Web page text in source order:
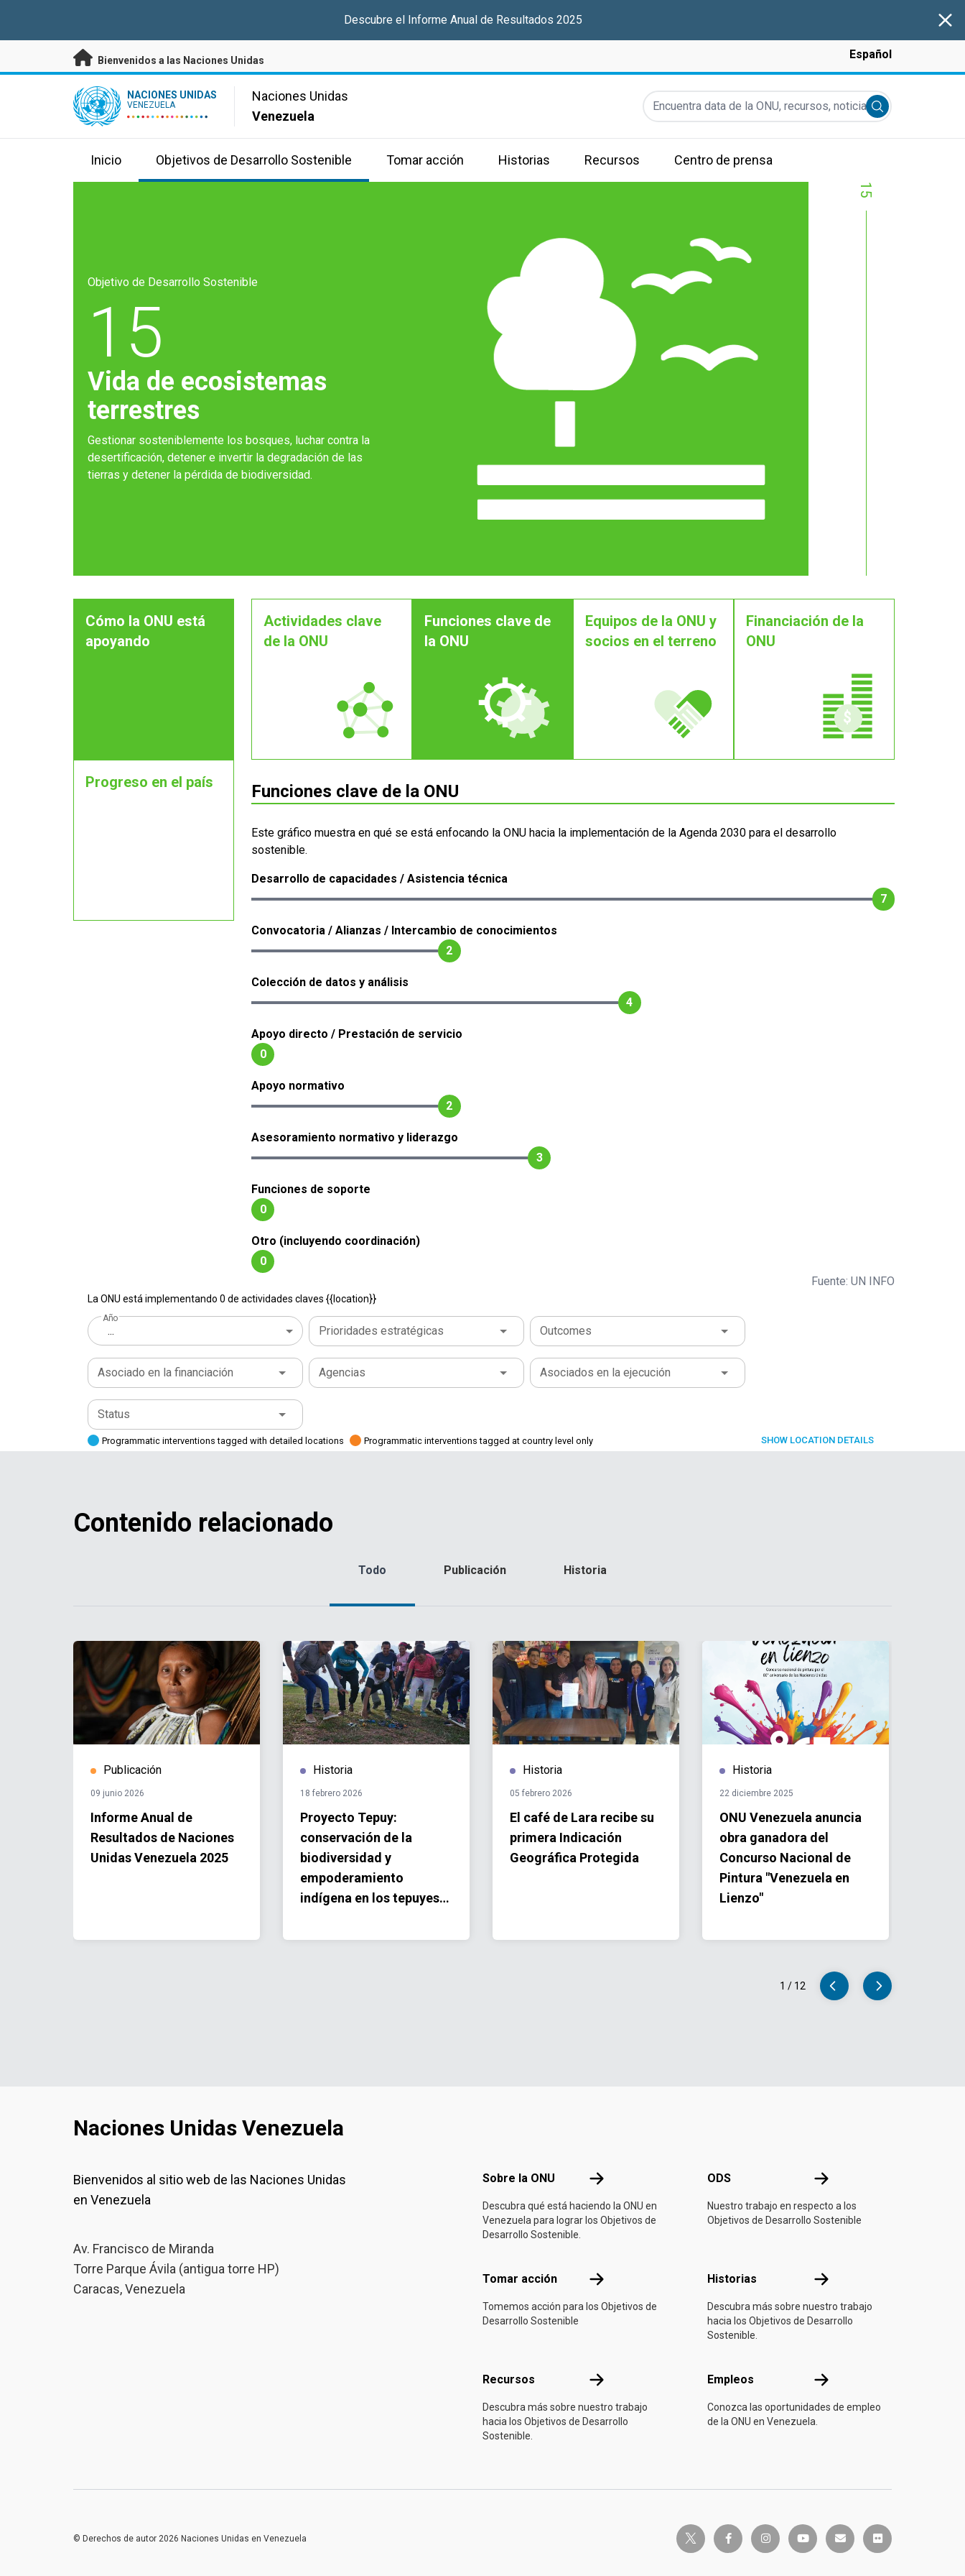
Descubre el Informe Anual de Resultados 2025
Bienvenidos a las Naciones Unidas Español
UN Logo NACIONES UNIDAS
VENEZUELA
Naciones Unidas
Venezuela
Encuentra data de la ONU, recursos, noticias y más...
Submit search
Inicio Objetivos de Desarrollo Sostenible Tomar acción Historias Recursos Centro de prensa
Objetivo de Desarrollo Sostenible
15
Vida de ecosistemas
terrestres
Gestionar sosteniblemente los bosques, luchar contra la
desertificación, detener e invertir la degradación de las
tierras y detener la pérdida de biodiversidad.
15
Cómo la ONU está
apoyando
Progreso en el país
Actividades clave
de la ONU
Funciones clave de
la ONU
Equipos de la ONU y
socios en el terreno
Financiación de la
ONU
Funciones clave de la ONU
Este gráfico muestra en qué se está enfocando la ONU hacia la implementación de la Agenda 2030 para el desarrollo
sostenible.
Desarrollo de capacidades / Asistencia técnica
7
Convocatoria / Alianzas / Intercambio de conocimientos
2
Colección de datos y análisis
4
Apoyo directo / Prestación de servicio
0
Apoyo normativo
2
Asesoramiento normativo y liderazgo
3
Funciones de soporte
0
Otro (incluyendo coordinación)
0
Fuente: UN INFO
La ONU está implementando 0 de actividades claves {{location}}
Año
... Prioridades estratégicas Outcomes
Asociado en la financiación Agencias Asociados en la ejecución
Status
Programmatic interventions tagged with detailed locations Programmatic interventions tagged at country level only SHOW LOCATION DETAILS
Contenido relacionado
Todo Publicación Historia
Publicación
09 junio 2026
Informe Anual de
Resultados de Naciones
Unidas Venezuela 2025
Historia
18 febrero 2026
Proyecto Tepuy:
conservación de la
biodiversidad y
empoderamiento
indígena en los tepuyes
Historia
05 febrero 2026
El café de Lara recibe su
primera Indicación
Geográfica Protegida
Historia
22 diciembre 2025
ONU Venezuela anuncia
obra ganadora del
Concurso Nacional de
Pintura "Venezuela en
Lienzo"
1 / 12
Naciones Unidas Venezuela
Bienvenidos al sitio web de las Naciones Unidas
en Venezuela
Av. Francisco de Miranda
Torre Parque Ávila (antigua torre HP)
Caracas, Venezuela
Sobre la ONU Sobre la ONU
Descubra qué está haciendo la ONU en
Venezuela para lograr los Objetivos de
Desarrollo Sostenible.
ODS ODS
Nuestro trabajo en respecto a los
Objetivos de Desarrollo Sostenible
Tomar acción Tomar acción
Tomemos acción para los Objetivos de
Desarrollo Sostenible
Historias Historias
Descubra más sobre nuestro trabajo
hacia los Objetivos de Desarrollo
Sostenible.
Recursos Recursos
Descubra más sobre nuestro trabajo
hacia los Objetivos de Desarrollo
Sostenible.
Empleos Empleos
Conozca las oportunidades de empleo
de la ONU en Venezuela.
twitter-x facebook-finstagramyoutube envelope flickr
© Derechos de autor 2026 Naciones Unidas en Venezuela